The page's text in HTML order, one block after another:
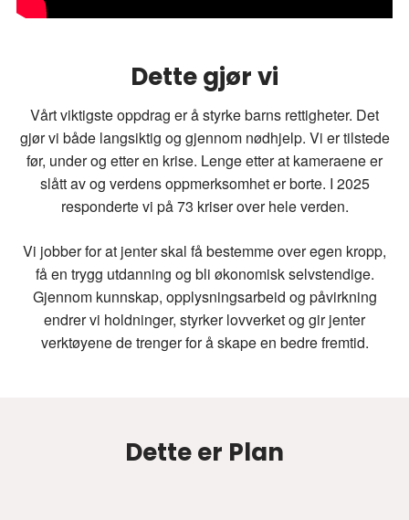
Dette gjør vi
Vårt viktigste oppdrag er å styrke barns rettigheter. Det
gjør vi både langsiktig og gjennom nødhjelp. Vi er tilstede
før, under og etter en krise. Lenge etter at kameraene er
slått av og verdens oppmerksomhet er borte. I 2025
responderte vi på 73 kriser over hele verden.
Vi jobber for at jenter skal få bestemme over egen kropp,
få en trygg utdanning og bli økonomisk selvstendige.
Gjennom kunnskap, opplysningsarbeid og påvirkning
endrer vi holdninger, styrker lovverket og gir jenter
verktøyene de trenger for å skape en bedre fremtid.
Dette er Plan